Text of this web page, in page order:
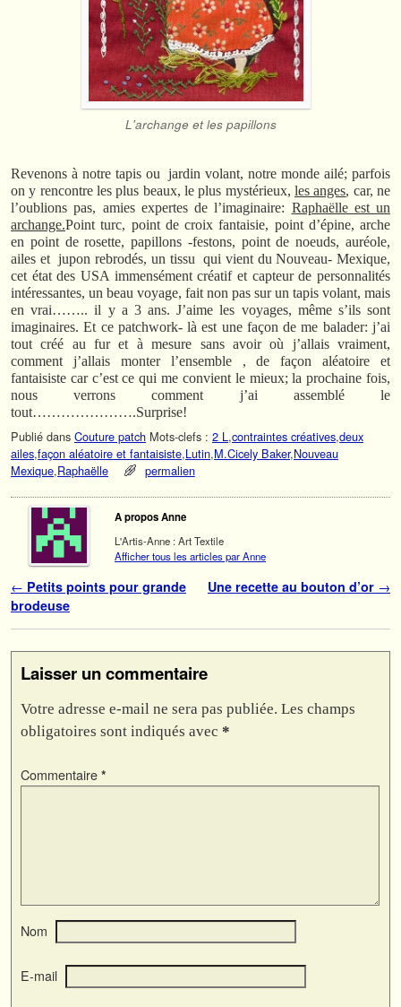
L'archange et les papillons
Revenons à notre tapis ou jardin volant, notre monde ailé; parfois
on y rencontre les plus beaux, le plus mystérieux, les anges, car, ne
l’oublions pas, amies expertes de l’imaginaire: Raphaëlle est un
archange.Point turc, point de croix fantaisie, point d’épine, arche
en point de rosette, papillons -festons, point de noeuds, auréole,
ailes et jupon rebrodés, un tissu qui vient du Nouveau- Mexique,
cet état des USA immensément créatif et capteur de personnalités
intéressantes, un beau voyage, fait non pas sur un tapis volant, mais
en vrai…….. il y a 3 ans. J’aime les voyages, même s’ils sont
imaginaires. Et ce patchwork- là est une façon de me balader: j’ai
tout créé au fur et à mesure sans avoir où j’allais vraiment,
comment j’allais monter l’ensemble , de façon aléatoire et
fantaisiste car c’est ce qui me convient le mieux; la prochaine fois,
nous verrons comment j’ai assemblé le
tout………………….Surprise!
Publié dans Couture patch Mots-clefs : 2 L,contraintes créatives,deux
ailes,façon aléatoire et fantaisiste,Lutin,M.Cicely Baker,Nouveau
Mexique,Raphaëlle permalien
A propos Anne
L'Artis-Anne : Art Textile
Afficher tous les articles par Anne
Navigation des articles
← Petits points pour grande
brodeuse
Une recette au bouton d’or →
Laisser un commentaire
Votre adresse e-mail ne sera pas publiée. Les champs
obligatoires sont indiqués avec *
Commentaire *
Nom
E-mail